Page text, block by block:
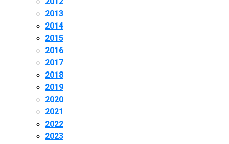
2013
2014
2015
2016
2017
2018
2019
2020
2021
2022
2023